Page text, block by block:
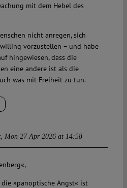
mit dem Hebel des
nicht anregen, sich
vorzustellen – und habe
hingewiesen, dass die
eine andere ist als die
was mit Freiheit zu tun.
Mon 27 Apr 2026 at 14:58
»panoptische Angst« ist